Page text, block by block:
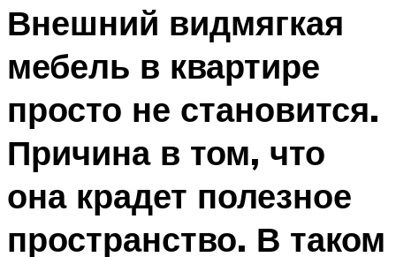
Внешний видмягкая
мебель в квартире
просто не становится.
Причина в том, что
она крадет полезное
пространство. В таком